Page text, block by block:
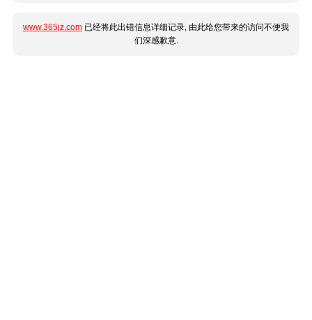
www.365jz.com 已经将此出错信息详细记录, 由此给您带来的访问不便我
们深感歉意.